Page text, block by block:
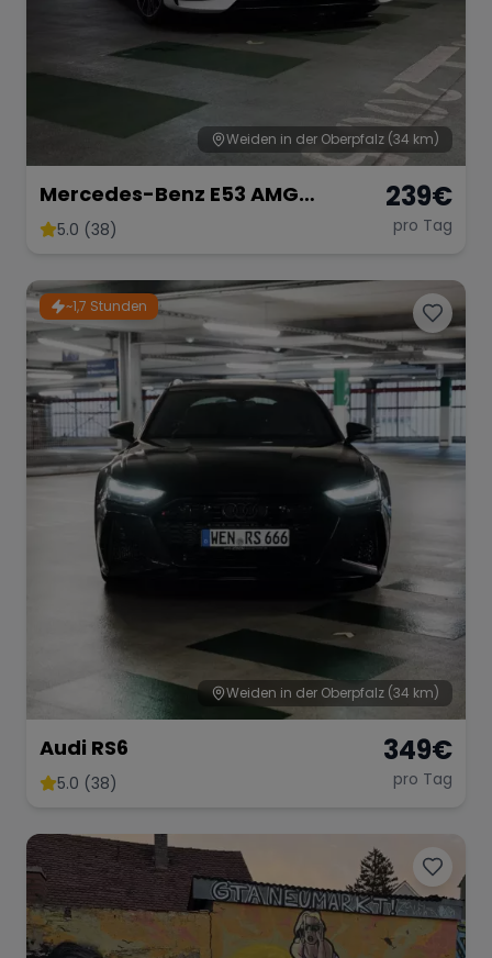
Weiden in der Oberpfalz (34 km)
Mercedes-Benz E53 AMG
Performance
5.0 (38)
239€
pro Tag
~1,7 Stunden
Weiden in der Oberpfalz (34 km)
Audi RS6
5.0 (38)
349€
pro Tag